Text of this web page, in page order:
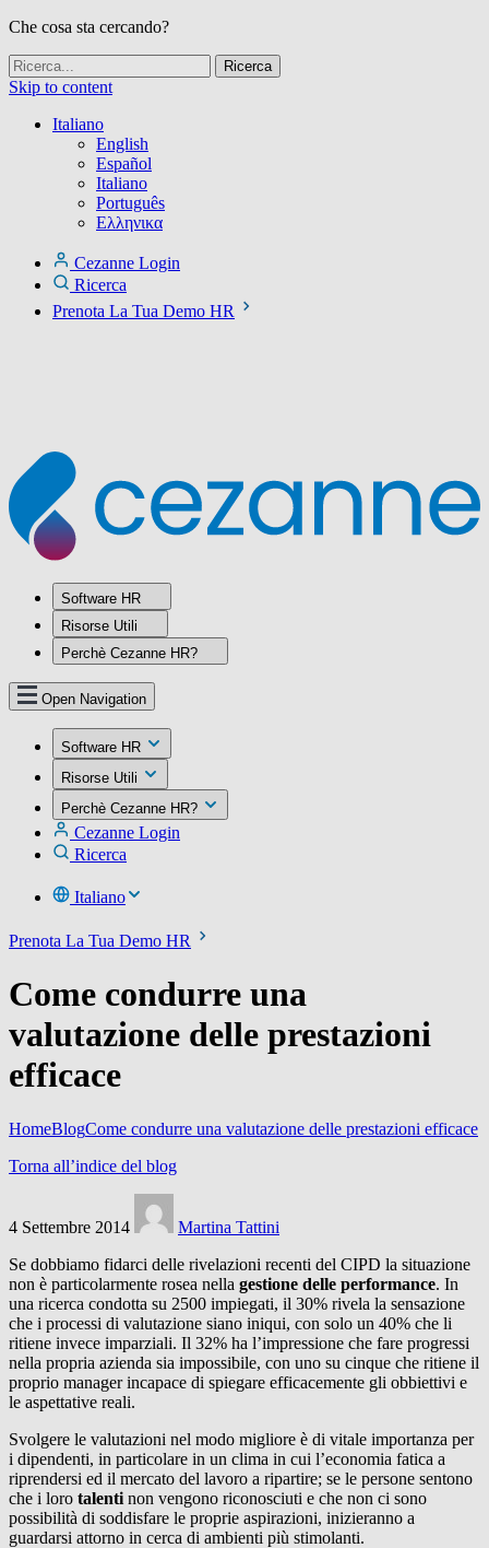
Che cosa sta cercando?
Skip to content
Italiano
English
Español
Italiano
Português
Ελληνικα
Cezanne Login
Ricerca
Prenota La Tua Demo HR
Software HR
Risorse Utili
Perchè Cezanne HR?
Open Navigation
Software HR
Risorse Utili
Perchè Cezanne HR?
Cezanne Login
Ricerca
Italiano
Prenota La Tua Demo HR
Come condurre una
valutazione delle prestazioni
efficace
HomeBlogCome condurre una valutazione delle prestazioni efficace
Torna all’indice del blog
4 Settembre 2014
Martina Tattini
Se dobbiamo fidarci delle rivelazioni recenti del CIPD la situazione
non è particolarmente rosea nella gestione delle performance. In
una ricerca condotta su 2500 impiegati, il 30% rivela la sensazione
che i processi di valutazione siano iniqui, con solo un 40% che li
ritiene invece imparziali. Il 32% ha l’impressione che fare progressi
nella propria azienda sia impossibile, con uno su cinque che ritiene il
proprio manager incapace di spiegare efficacemente gli obbiettivi e
le aspettative reali.
Svolgere le valutazioni nel modo migliore è di vitale importanza per
i dipendenti, in particolare in un clima in cui l’economia fatica a
riprendersi ed il mercato del lavoro a ripartire; se le persone sentono
che i loro talenti non vengono riconosciuti e che non ci sono
possibilità di soddisfare le proprie aspirazioni, inizieranno a
guardarsi attorno in cerca di ambienti più stimolanti.